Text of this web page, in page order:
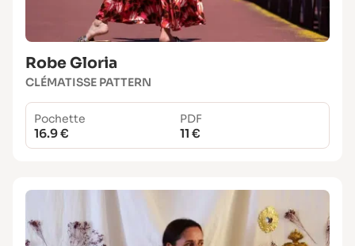
Robe Gloria
CLÉMATISSE PATTERN
Pochette
16.9 €
PDF
11 €